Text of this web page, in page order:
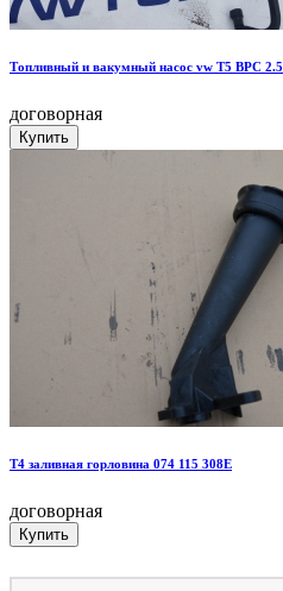
Топливный и вакумный насос vw T5 BPC 2.5
договорная
T4 заливная горловина 074 115 308E
договорная